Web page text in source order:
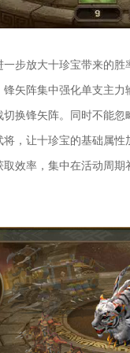
步放大十珍宝带来的
矢阵集中强化单支主
换锋矢阵。同时不能
，让十珍宝的基础属
效率，集中在活动周